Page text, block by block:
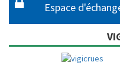
Espace